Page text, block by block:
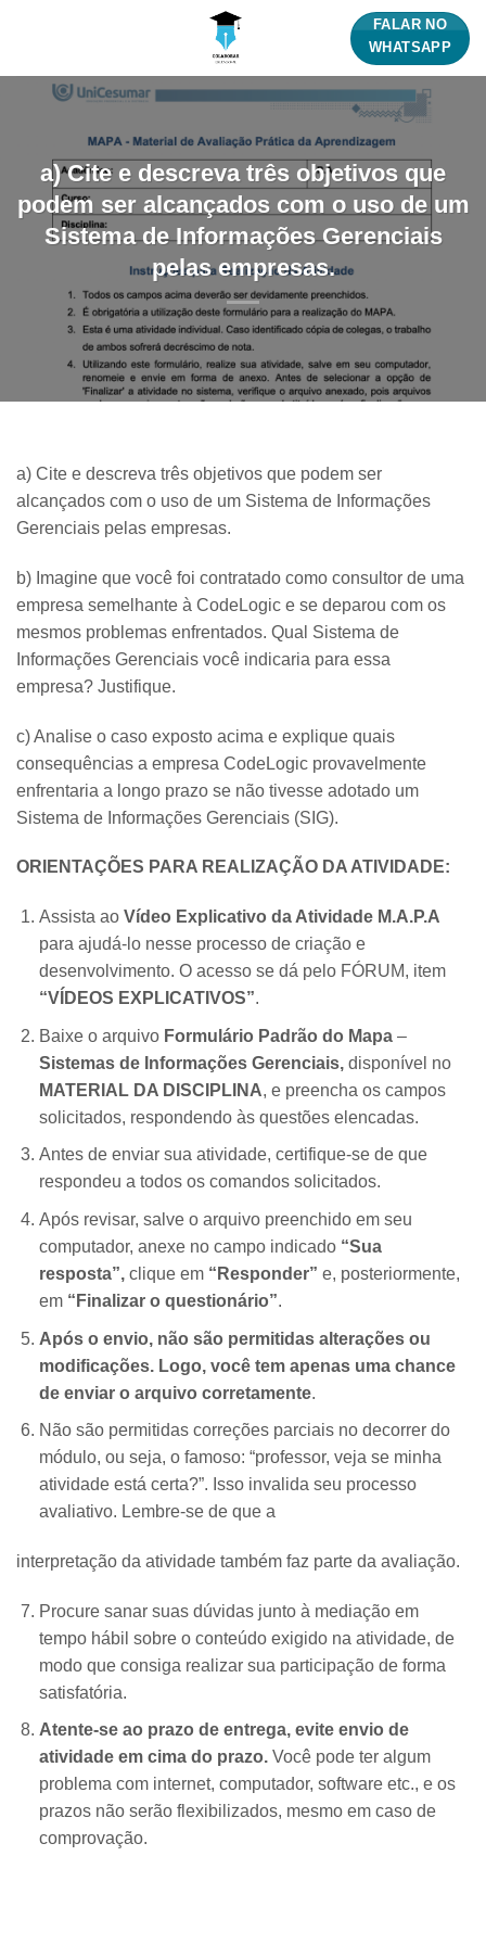
FALAR NO
WHATSAPP
a) Cite e descreva três objetivos que
podem ser alcançados com o uso de um
Sistema de Informações Gerenciais
pelas empresas.
a) Cite e descreva três objetivos que podem ser
alcançados com o uso de um Sistema de Informações
Gerenciais pelas empresas.
b) Imagine que você foi contratado como consultor de uma
empresa semelhante à CodeLogic e se deparou com os
mesmos problemas enfrentados. Qual Sistema de
Informações Gerenciais você indicaria para essa
empresa? Justifique.
c) Analise o caso exposto acima e explique quais
consequências a empresa CodeLogic provavelmente
enfrentaria a longo prazo se não tivesse adotado um
Sistema de Informações Gerenciais (SIG).
ORIENTAÇÕES PARA REALIZAÇÃO DA ATIVIDADE:
Assista ao Vídeo Explicativo da Atividade M.A.P.A
para ajudá-lo nesse processo de criação e
desenvolvimento. O acesso se dá pelo FÓRUM, item
“VÍDEOS EXPLICATIVOS”.
Baixe o arquivo Formulário Padrão do Mapa –
Sistemas de Informações Gerenciais,disponível no
MATERIAL DA DISCIPLINA, e preencha os campos
solicitados, respondendo às questões elencadas.
Antes de enviar sua atividade, certifique-se de que
respondeu a todos os comandos solicitados.
Após revisar, salve o arquivo preenchido em seu
computador, anexe no campo indicado “Sua
resposta”,clique em “Responder” e, posteriormente,
em “Finalizar o questionário”.
Após o envio, não são permitidas alterações ou
modificações. Logo, você tem apenas uma chance
de enviar o arquivo corretamente.
Não são permitidas correções parciais no decorrer do
módulo, ou seja, o famoso: “professor, veja se minha
atividade está certa?”. Isso invalida seu processo
avaliativo. Lembre-se de que a
interpretação da atividade também faz parte da avaliação.
Procure sanar suas dúvidas junto à mediação em
tempo hábil sobre o conteúdo exigido na atividade, de
modo que consiga realizar sua participação de forma
satisfatória.
Atente-se ao prazo de entrega, evite envio de
atividade em cima do prazo.Você pode ter algum
problema com internet, computador, software etc., e os
prazos não serão flexibilizados, mesmo em caso de
comprovação.